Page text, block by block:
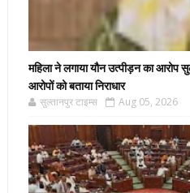
महिला ने लगाया यौन उत्पीड़न का आरोप
आरोपों को बताया निराधार
सुल्तानपुर टाइम्स Aug 05, 2026